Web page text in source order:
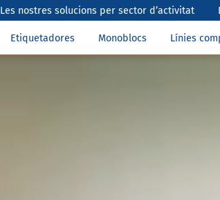
Les nostres solucions per sector d’activitat
Etiquetadores Monoblocs Línies